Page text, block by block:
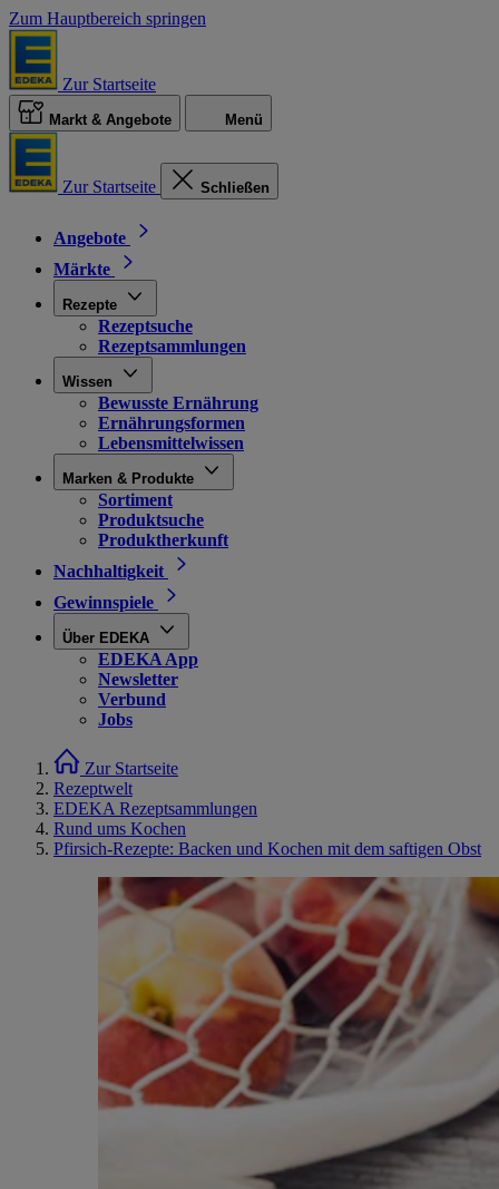
Zum Hauptbereich springen
Zur Startseite
Markt & Angebote Menü
Zur Startseite Schließen
Angebote
Märkte
Rezepte
Rezeptsuche
Rezeptsammlungen
Wissen
Bewusste Ernährung
Ernährungsformen
Lebensmittelwissen
Marken & Produkte
Sortiment
Produktsuche
Produktherkunft
Nachhaltigkeit
Gewinnspiele
Über EDEKA
EDEKA App
Newsletter
Verbund
Jobs
Zur Startseite
Rezeptwelt
EDEKA Rezeptsammlungen
Rund ums Kochen
Pfirsich-Rezepte: Backen und Kochen mit dem saftigen Obst